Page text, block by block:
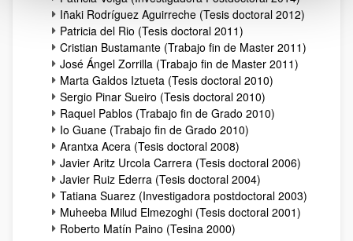
Iñaki Rodríguez Aguirreche (Tesis doctoral 2012)
Patricia del Rio (Tesis doctoral 2011)
Cristian Bustamante (Trabajo fin de Master 2011)
José Ángel Zorrilla (Trabajo fin de Master 2011)
Marta Galdos Iztueta (Tesis doctoral 2010)
Sergio Pinar Sueiro (Tesis doctoral 2010)
Raquel Pablos (Trabajo fin de Grado 2010)
Io Guane (Trabajo fin de Grado 2010)
Arantxa Acera (Tesis doctoral 2008)
Javier Aritz Urcola Carrera (Tesis doctoral 2006)
Javier Ruiz Ederra (Tesis doctoral 2004)
Tatiana Suarez (Investigadora postdoctoral 2003)
Muheeba Milud Elmezoghi (Tesis doctoral 2001)
Roberto Matín Paino (Tesina 2000)